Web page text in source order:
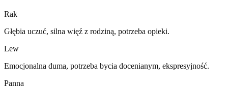
Rak
Głębia uczuć, silna więź z rodziną, potrzeba opieki.
Lew
Emocjonalna duma, potrzeba bycia docenianym, ekspresyjność.
Panna